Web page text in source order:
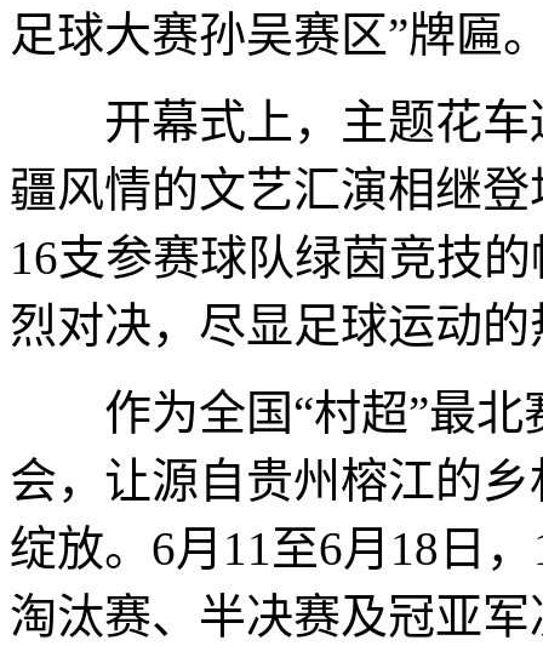
足球大赛孙吴赛区”牌匾
开幕式上，主题花车
疆风情的文艺汇演相继
16支参赛球队绿茵竞技
烈对决，尽显足球运动
作为全国“村超”最北
会，让源自贵州榕江的
绽放。6月11至6月18日
淘汰赛、半决赛及冠亚